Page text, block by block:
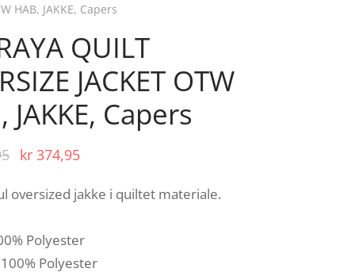
HAB, JAKKE, Capers
QUILT
JACKET OTW
JAKKE, Capers
Opprinnelig
kr 749,95.
kr 374,95
kr 374,95.
oversized jakke i quiltet materiale.
Polyester
Polyester